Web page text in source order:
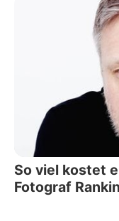
So viel kostet
Fotograf Rankin